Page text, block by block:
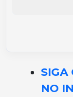
SIGA
NO